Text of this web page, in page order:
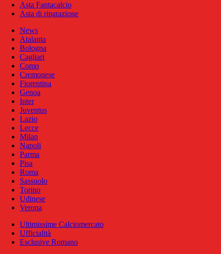
Asta Fantacalcio
Asta di riparazione
News
Atalanta
Bologna
Cagliari
Como
Cremonese
Fiorentina
Genoa
Inter
Juventus
Lazio
Lecce
Milan
Napoli
Parma
Pisa
Roma
Sassuolo
Torino
Udinese
Verona
Ultimissime Calciomercato
Ufficialità
Esclusive Romano